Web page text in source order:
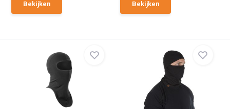
Bekijken Bekijken